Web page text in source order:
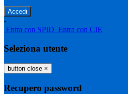
-
Entra con SPID Entra con CIE
Seleziona utente
button close ×
Recupero password